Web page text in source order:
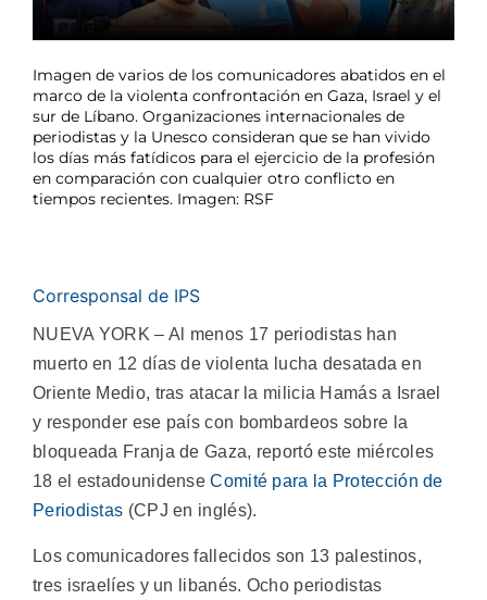
Imagen de varios de los comunicadores abatidos en el
marco de la violenta confrontación en Gaza, Israel y el
sur de Líbano. Organizaciones internacionales de
periodistas y la Unesco consideran que se han vivido
los días más fatídicos para el ejercicio de la profesión
en comparación con cualquier otro conflicto en
tiempos recientes. Imagen: RSF
Corresponsal de IPS
NUEVA YORK – Al menos 17 periodistas han
muerto en 12 días de violenta lucha desatada en
Oriente Medio, tras atacar la milicia Hamás a Israel
y responder ese país con bombardeos sobre la
bloqueada Franja de Gaza, reportó este miércoles
18 el estadounidenseComité para la Protección de
Periodistas (CPJ en inglés).
Los comunicadores fallecidos son 13 palestinos,
tres israelíes y un libanés. Ocho periodistas